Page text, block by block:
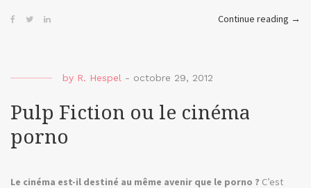
Continue reading «
→
by R. Hespel - octobre 29, 2012
Pulp Fiction ou le cinéma
porno
Le cinéma est-il destiné au même avenir que le porno ? C’est